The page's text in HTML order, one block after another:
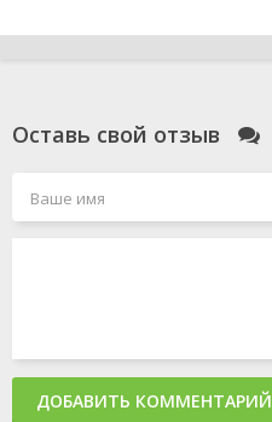
Оставь свой отзыв
ДОБАВИТЬ КОММЕНТАРИЙ